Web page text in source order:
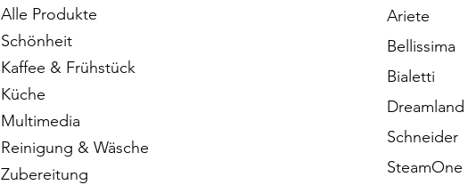
Alle Produkte
Schönheit
Kaffee & Frühstück
Küche
Multimedia
Reinigung & Wäsche
Zubereitung
Ariete
Bellissima
Bialetti
Dreamland
Schneider
SteamOne